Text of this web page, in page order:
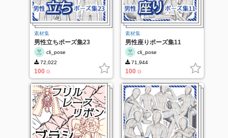
素材集
男性立ちポーズ集23
cli_pose
72,022
100 G
素材集
男性座りポーズ集11
cli_pose
71,944
100 G